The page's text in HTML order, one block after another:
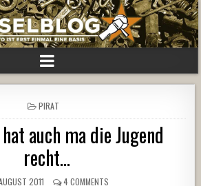
POSTED
IN
PIRAT
auch ma die Jugend
recht…
2011 4 COMMENTS